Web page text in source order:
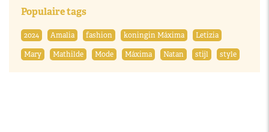
Populaire tags
2024 Amalia fashion koningin Máxima
Letizia
Mary
Mathilde Mode Máxima Natan stijl style